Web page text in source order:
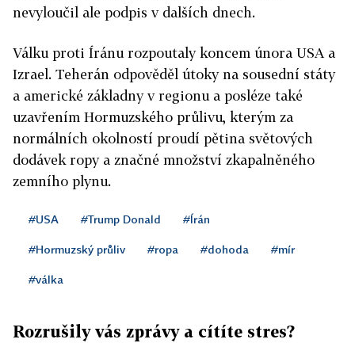
nevyloučil ale podpis v dalších dnech.
Válku proti Íránu rozpoutaly koncem února USA a
Izrael. Teherán odpověděl útoky na sousední státy
a americké základny v regionu a posléze také
uzavřením Hormuzského průlivu, kterým za
normálních okolností proudí pětina světových
dodávek ropy a značné množství zkapalněného
zemního plynu.
#USA #Trump Donald #Írán
#Hormuzský průliv #ropa #dohoda #mír
#válka
Rozrušily vás zprávy a cítíte stres?